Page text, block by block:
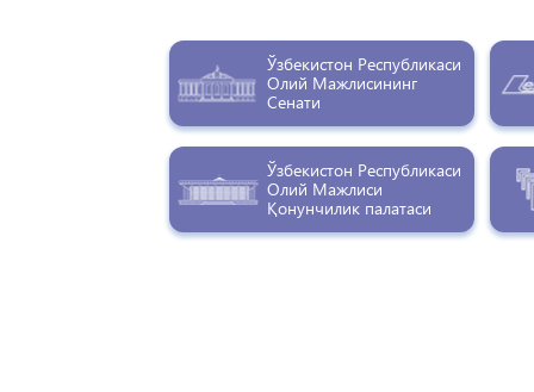
Ўзбекистон Республикаси
Олий Мажлисининг
Сенати
Ўзбекистон Республикаси
Олий Мажлиси
Қонунчилик палатаси